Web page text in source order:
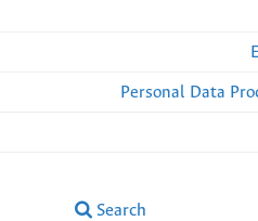
Personal Data
Search